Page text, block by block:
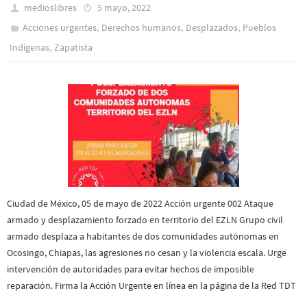
medioslibres
5 mayo, 2022
Acciones urgentes, Derechos humanos, Desplazados, Pueblos
Indí­genas, Zapatista
Ciudad de México, 05 de mayo de 2022 Acción urgente 002 Ataque
armado y desplazamiento forzado en territorio del EZLN Grupo civil
armado desplaza a habitantes de dos comunidades autónomas en
Ocosingo, Chiapas, las agresiones no cesan y la violencia escala. Urge
intervención de autoridades para evitar hechos de imposible
reparación. Firma la Acción Urgente en línea en la página de la Red TDT